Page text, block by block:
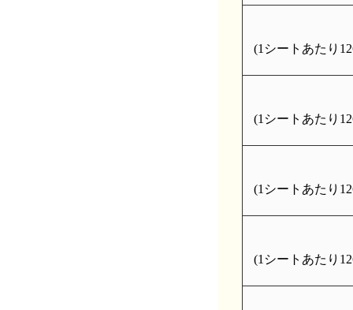
(1シートあたり
(1シートあたり
(1シートあたり
(1シートあたり